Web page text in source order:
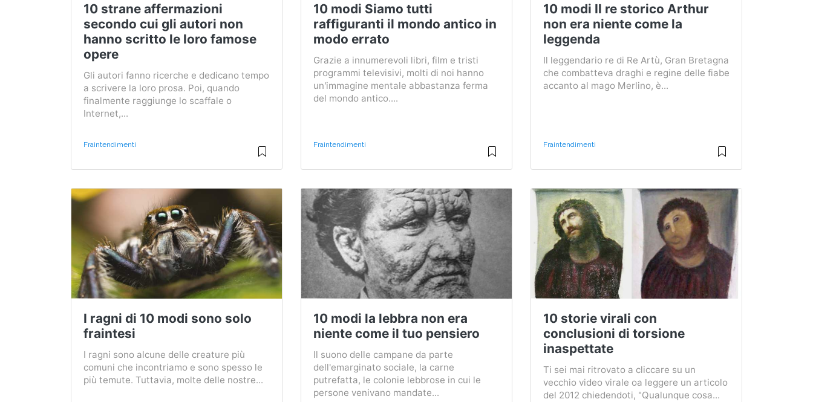
10 strane affermazioni
secondo cui gli autori non
hanno scritto le loro famose
opere
Gli autori fanno ricerche e dedicano tempo
a scrivere la loro prosa. Poi, quando
finalmente raggiunge lo scaffale o
Internet,...
Fraintendimenti
10 modi Siamo tutti
raffiguranti il ​​mondo antico in
modo errato
Grazie a innumerevoli libri, film e tristi
programmi televisivi, molti di noi hanno
un'immagine mentale abbastanza ferma
del mondo antico....
Fraintendimenti
10 modi Il re storico Arthur
non era niente come la
leggenda
Il leggendario re di Re Artù, Gran Bretagna
che combatteva draghi e regine delle fiabe
accanto al mago Merlino, è...
Fraintendimenti
I ragni di 10 modi sono solo
fraintesi
I ragni sono alcune delle creature più
comuni che incontriamo e sono spesso le
più temute. Tuttavia, molte delle nostre...
10 modi la lebbra non era
niente come il tuo pensiero
Il suono delle campane da parte
dell'emarginato sociale, la carne
putrefatta, le colonie lebbrose in cui le
persone venivano mandate...
10 storie virali con
conclusioni di torsione
inaspettate
Ti sei mai ritrovato a cliccare su un
vecchio video virale oa leggere un articolo
del 2012 chiedendoti, "Qualunque cosa...